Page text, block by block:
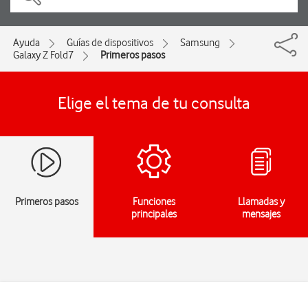
Ayuda Guías de dispositivos
Samsung
Galaxy Z Fold7
Primeros pasos
Elige el tema de tu consulta
Primeros pasos
Funciones
principales
Llamadas y
mensajes